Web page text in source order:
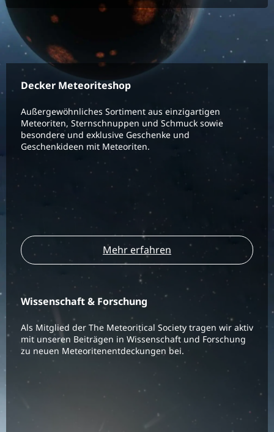
Decker Meteoriteshop
Außergewöhnliches Sortiment aus einzigartigen
Meteoriten, Sternschnuppen und Schmuck sowie
besondere und exklusive Geschenke und
Geschenkideen mit Meteoriten.
Mehr erfahren
Wissenschaft & Forschung
Als Mitglied der The Meteoritical Society tragen wir aktiv
mit unseren Beiträgen in Wissenschaft und Forschung
zu neuen Meteoritenentdeckungen bei.